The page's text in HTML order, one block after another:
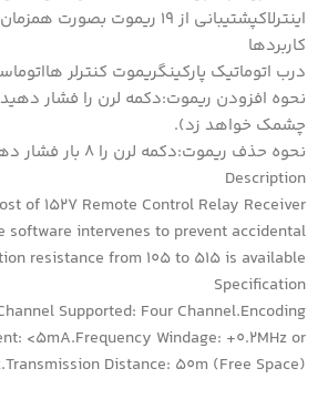
اینترلاکپشتیبانی از 19 ریموت بصورت همزمان
کاربردها
درب اتوماتیک پارکینگریموت کنترلر
چشمک خواهد زد).
نحوه حذف ریموت:دکمه لرن را 8 بار فشار دهید تا کد ذخیره شده حذف شود(ال ای دی 7 بار چشمک خواهد زد).
Description
of 1527 Remote Control Relay Receiver
intervenes to prevent accidental
resistance from 105 to 515 is available
Specification
Supported: Four Channel.Encoding
<5mA.Frequency Windage: +0.2MHz or
Distance: 50m (Free Space).